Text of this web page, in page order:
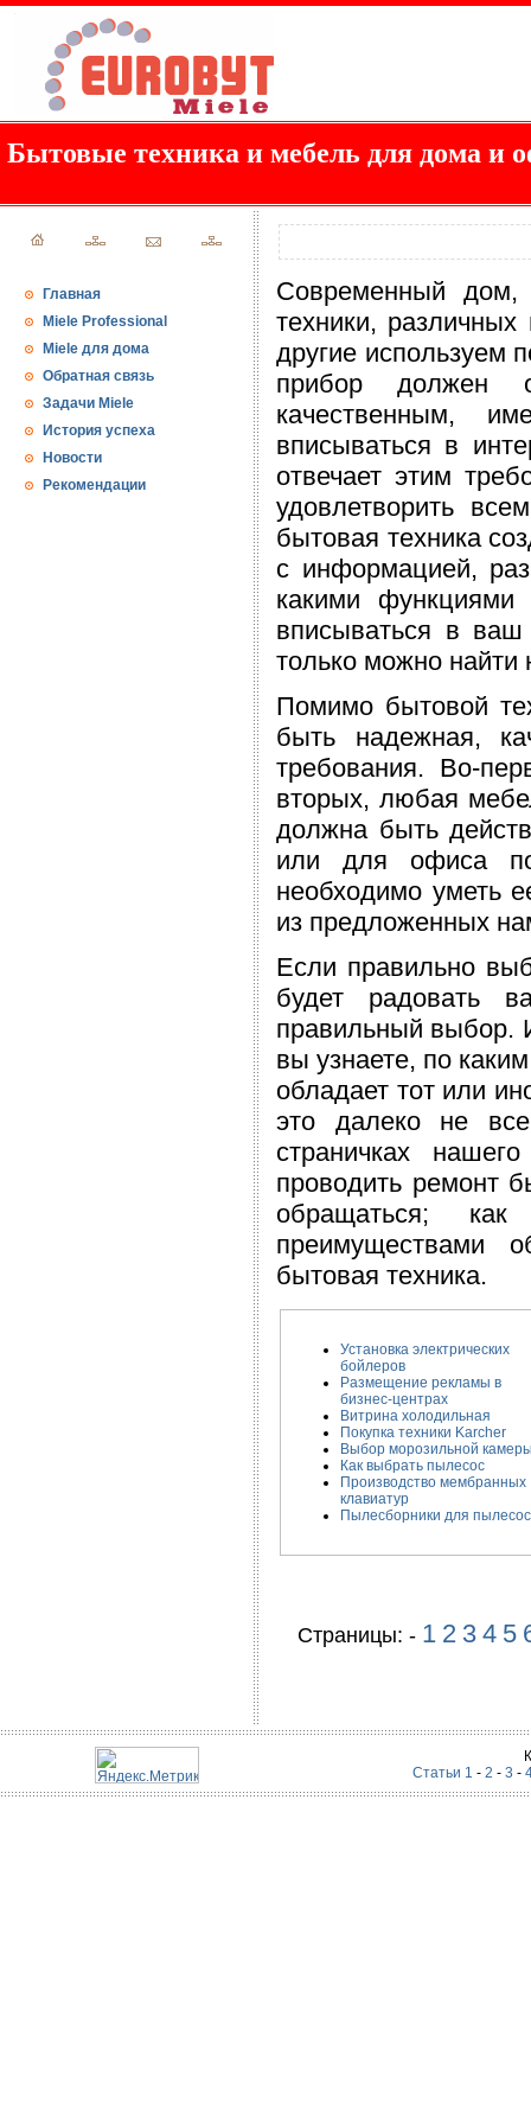
Бытовые техника и мебель для дома и
Главная
Miele Professional
Miele для дома
Обратная связь
Задачи Miele
История успеха
Новости
Рекомендации
Современный дом,
техники,
другие используем
прибор должен
качественным,
вписываться в
отвечает этим
удовлетворить
бытовая техника
с информацией,
какими
вписываться в
только можно
Помимо бытовой
быть надежная,
требования. Во-
вторых, любая
должна быть
или для офиса
необходимо уметь
из предложенных
Если правильно
будет радовать
правильный выбор.
вы узнаете, по
обладает тот или
это далеко не
страничках
проводить ремонт
обращаться;
преимуществами
бытовая техника.
Установка электрических
бойлеров
Размещение рекламы в
бизнес-центрах
Витрина холодильная
Покупка техники Karcher
Выбор морозильной
Как выбрать пылесос
Производство мембранных
клавиатур
Пылесборники для
Страницы: - 1 2 3 4 5
Статьи 1 - 2 - 3 -